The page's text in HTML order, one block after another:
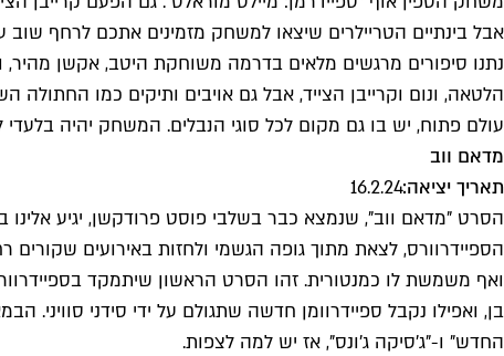
אבל בינתיים הטריילרים שיצאו למשחק מזמינים אתכם לרחף שוב
נתנו סיפורים מרגשים מלאים בדרמה משוחקת היטב, אקשן מהיר,
הלטאה, ונום וקרייבן הצייד, אבל גם אויבים ותיקים כמו
עולם פתוח, יש בו גם מקום לכל סוגי הנבלים. המשחק יהיה בלעדי לפלייסטיישן 5, אך ייתכן שבעתיד ישוחרר למחשב
מדאם ווב
תאריך יציאה:16.2.24
הסרט "מדאם ווב", שנמצא כבר בשלבי פוסט פרודקשן, יגיע
הספיידרוורס, לצאת מתוך גופה הגשמי ולחזות באירועים
ואף משמשת לו כמנטורית. זהו הסרט הראשון שיתמקד
בן, ואפילו נקבל ספיידרוומן חדשה שתגולם על ידי סידני
החדש" ו-"ג'סיקה ג'ונס", אז יש למה לצפות.